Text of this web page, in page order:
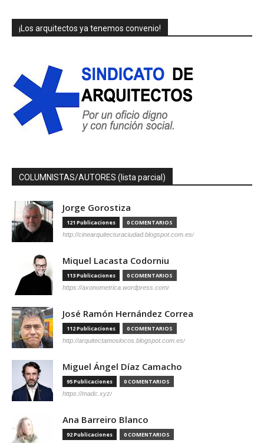
¡Los arquitectos ya tenemos convenio!
COLUMNISTAS/AUTORES (lista parcial)
Jorge Gorostiza
121 Publicaciones 0 COMENTARIOS
http://cinearquitecturaciudad.blogspot.com.es/
Miquel Lacasta Codorniu
113 Publicaciones 0 COMENTARIOS
https://axonometrica.wordpress.com/
José Ramón Hernández Correa
112 Publicaciones 0 COMENTARIOS
http://arquitectamoslocos.blogspot.com.es/
Miguel Ángel Díaz Camacho
95 Publicaciones 0 COMENTARIOS
https://madc.xyz/
Ana Barreiro Blanco
92 Publicaciones 0 COMENTARIOS